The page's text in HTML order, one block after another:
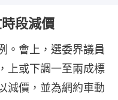
段減價
。會上，選委界議員
上或下調一至兩成標
減價，並為網約車動